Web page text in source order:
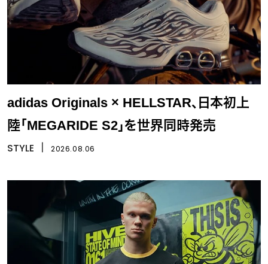
adidas Originals × HELLSTAR、日本初上
陸「MEGARIDE S2」を世界同時発売
STYLE 2026.08.06